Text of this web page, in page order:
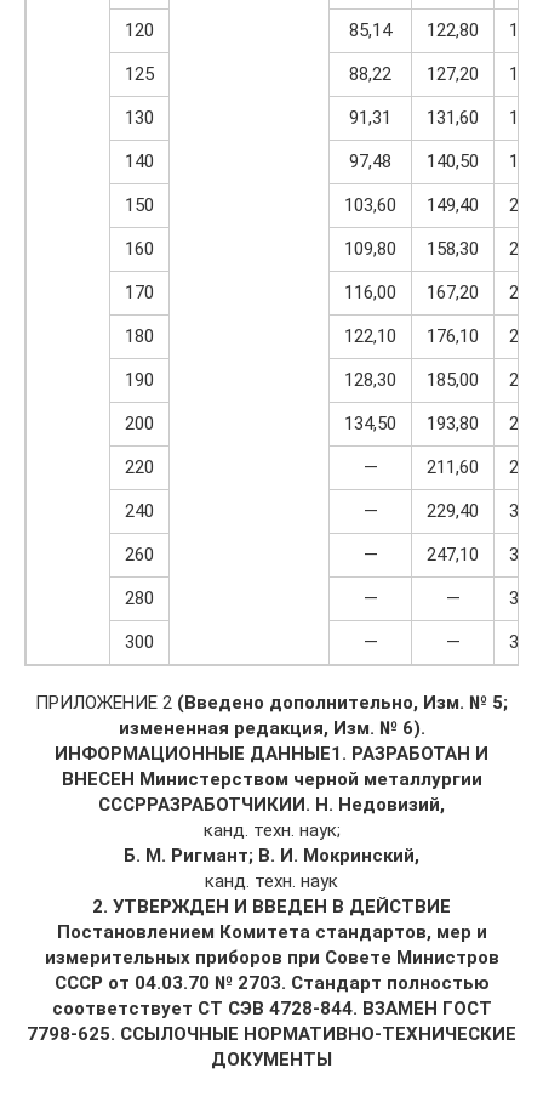
120
85,14 122,80
125
88,22 127,20
130
91,31 131,60
140
97,48 140,50
150
103,60 149,40
160
109,80 158,30
170
116,00 167,20
180
122,10 176,10
190
128,30 185,00
200
134,50 193,80
220
— 211,60
240
— 229,40
260
— 247,10
280
— —
300
— —
ПРИЛОЖЕНИЕ 2 (Введено дополнительно, Изм. № 5;
измененная ре­дакция, Изм. № 6).
ИНФОРМАЦИОННЫЕ ДАННЫЕ1. РАЗРАБОТАН И
ВНЕСЕН Министерством черной металлургии
СССРРАЗРАБОТЧИКИИ. Н. Недовизий,
канд. техн. наук;
Б. М. Ригмант; В. И. Мокринский,
канд. техн. наук
2. УТВЕРЖДЕН И ВВЕДЕН В ДЕЙСТВИЕ
Постановлением Комитета стандартов, мер и
измерительных приборов при Совете Министров
СССР от 04.03.70 № 2703. Стандарт полностью
соответствует СТ СЭВ 4728-844. ВЗАМЕН ГОСТ
7798-625. ССЫЛОЧНЫЕ НОРМАТИВНО-ТЕХНИЧЕСКИЕ
ДОКУ­МЕНТЫ